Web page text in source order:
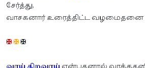
சேர்த்து,
வாசகனார் உரைத்திட்ட
✠✠✠